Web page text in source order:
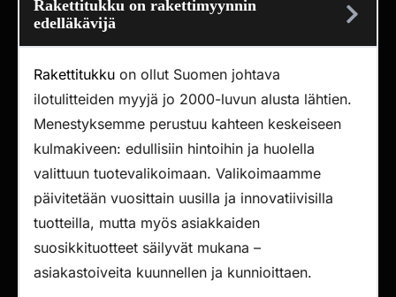
Rakettitukku on rakettimyynnin
edelläkävijä
Rakettitukku on ollut Suomen johtava
ilotulitteiden myyjä jo 2000-luvun alusta lähtien.
Menestyksemme perustuu kahteen keskeiseen
kulmakiveen: edullisiin hintoihin ja huolella
valittuun tuotevalikoimaan. Valikoimaamme
päivitetään vuosittain uusilla ja innovatiivisilla
tuotteilla, mutta myös asiakkaiden
suosikkituotteet säilyvät mukana –
asiakastoiveita kuunnellen ja kunnioittaen.